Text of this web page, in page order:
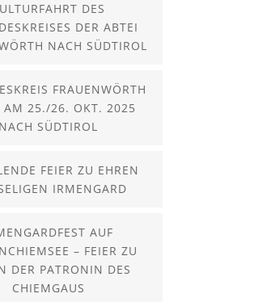
DES
DER ABTEI
NACH SÜDTIROL
FRAUENWÖRTH
AM 25./26. OKT. 2025
NACH SÜDTIROL
FEIER ZU EHREN
IRMENGARD
AUF
– FEIER ZU
DER PATRONIN DES
CHIEMGAUS